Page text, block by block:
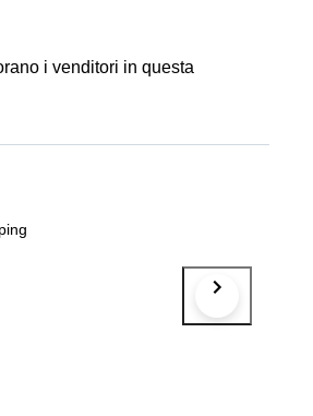
i venditori in questa